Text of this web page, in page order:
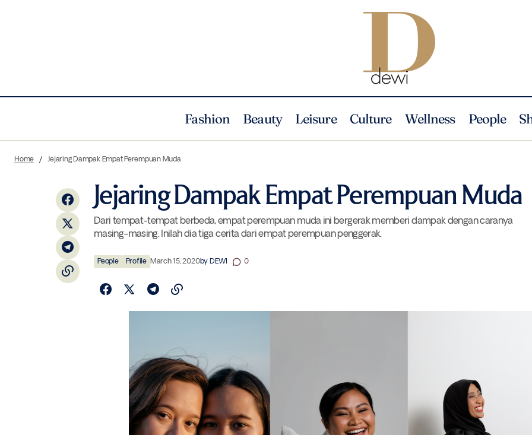
Fashion Beauty Leisure Culture Wellness People
Ay Tjoe Christine dan Indepedensi
Sebagai Seniman
Home Jejaring Dampak Empat Perempuan Muda
Jejaring Dampak Empat Perempuan Muda
Dari tempat-tempat berbeda, empat perempuan muda ini bergerak memberi dampak dengan caranya
masing-masing. Inilah dia tiga cerita dari empat perempuan penggerak.
People Profile March 15, 2020by DEWI 0